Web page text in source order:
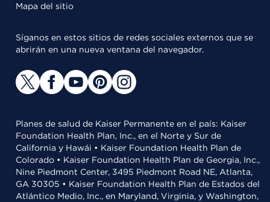
Mapa del sitio
Síganos en estos sitios de redes sociales externos que se
abrirán en una nueva ventana del navegador.
Planes de salud de Kaiser Permanente en el país: Kaiser
Foundation Health Plan, Inc., en el Norte y Sur de
California y Hawái • Kaiser Foundation Health Plan de
Colorado • Kaiser Foundation Health Plan de Georgia, Inc.,
Nine Piedmont Center, 3495 Piedmont Road NE, Atlanta,
GA 30305 • Kaiser Foundation Health Plan de Estados del
Atlántico Medio, Inc., en Maryland, Virginia, y Washington,